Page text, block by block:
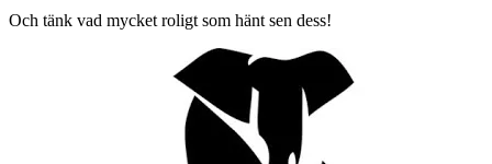
Och tänk vad mycket roligt som hänt sen dess!